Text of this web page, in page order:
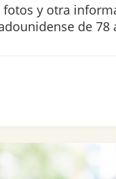
y otra
de 78